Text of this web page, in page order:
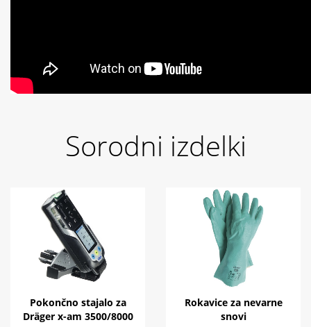
Sorodni izdelki
Pokončno stajalo za
Dräger x-am 3500/8000
Rokavice za nevarne
snovi